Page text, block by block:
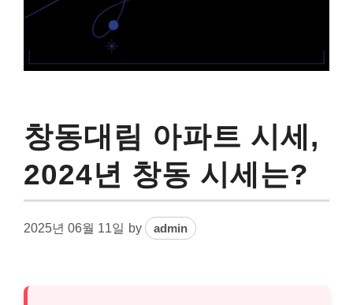
창동대림 아파트 시세,
2024년 창동 시세는?
2025년 06월 11일 by admin